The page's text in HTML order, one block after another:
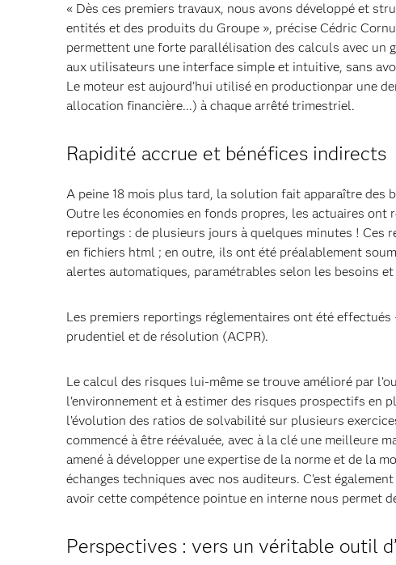
« Dès ces premiers travaux, nous avons développé et
entités et des produits du Groupe », précise Cédric
permettent une forte parallélisation des calculs avec un
aux utilisateurs une interface simple et intuitive, sans
Le moteur est aujourd’hui utilisé en productionpar une
allocation financière...) à chaque arrêté trimestriel.
Rapidité accrue et bénéfices indirects
A peine 18 mois plus tard, la solution fait apparaître des
Outre les économies en fonds propres, les actuaires
reportings : de plusieurs jours à quelques minutes ! Ces
en fichiers html ; en outre, ils ont été préalablement
alertes automatiques, paramétrables selon les besoins
Les premiers reportings réglementaires ont été
prudentiel et de résolution (ACPR).
Le calcul des risques lui-même se trouve amélioré par
l'environnement et à estimer des risques prospectifs en
l’évolution des ratios de solvabilité sur plusieurs
commencé à être réévaluée, avec à la clé une meilleure
amené à développer une expertise de la norme et de la
échanges techniques avec nos auditeurs. C’est
avoir cette compétence pointue en interne nous permet
Perspectives : vers un véritable outil